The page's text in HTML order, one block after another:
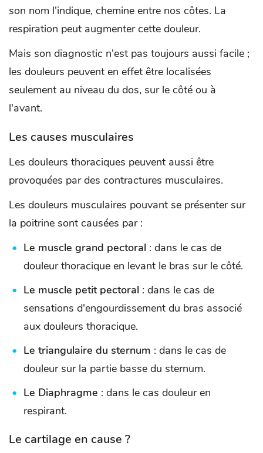
son nom l'indique, chemine entre nos côtes. La
respiration peut augmenter cette douleur.
Mais son diagnostic n'est pas toujours aussi facile ;
les douleurs peuvent en effet être localisées
seulement au niveau du dos, sur le côté ou à
l'avant.
Les causes musculaires
Les douleurs thoraciques peuvent aussi être
provoquées par des contractures musculaires.
Les douleurs musculaires pouvant se présenter sur
la poitrine sont causées par :
Le muscle grand pectoral : dans le cas de
douleur thoracique en levant le bras sur le côté.
Le muscle petit pectoral : dans le cas de
sensations d'engourdissement du bras associé
aux douleurs thoracique.
Le triangulaire du sternum : dans le cas de
douleur sur la partie basse du sternum.
Le Diaphragme : dans le cas douleur en
respirant.
Le cartilage en cause ?